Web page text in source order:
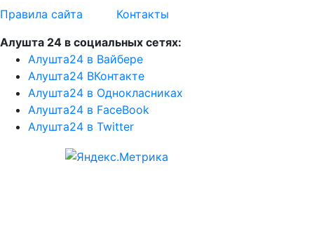
Правила сайта
Контакты
Алушта 24 в социальных сетях:
Алушта24 в Вайбере
Алушта24 ВКонтакте
Алушта24 в Однокласниках
Алушта24 в FaceBook
Алушта24 в Twitter